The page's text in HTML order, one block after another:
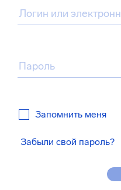
Запомнить меня
Забыли свой пароль?